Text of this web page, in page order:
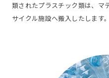
類されたプラスチック類は、マ
サイクル施設へ搬入したします。